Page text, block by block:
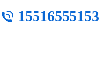
15516555153